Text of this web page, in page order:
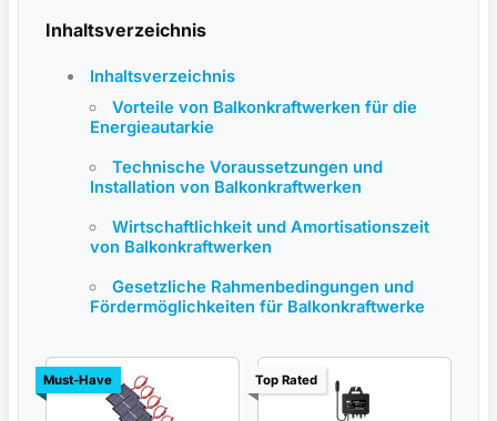
Inhaltsverzeichnis
Inhaltsverzeichnis
Vorteile von Balkonkraftwerken für die
Energieautarkie
Technische Voraussetzungen und
Installation von Balkonkraftwerken
Wirtschaftlichkeit​ und Amortisationszeit
von Balkonkraftwerken
Gesetzliche Rahmenbedingungen und
Fördermöglichkeiten für Balkonkraftwerke
Must-Have Top Rated